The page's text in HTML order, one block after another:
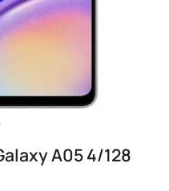
A05 4/128